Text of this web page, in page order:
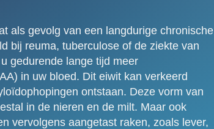
als gevolg van een langdurige chronische
bij reuma, tuberculose of de ziekte van
gedurende lange tijd meer
in uw bloed. Dit eiwit kan verkeerd
ontstaan. Deze vorm van
in de nieren en de milt. Maar ook
vervolgens aangetast raken, zoals lever,